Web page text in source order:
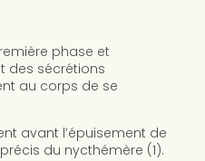
phase et
des sécrétions
au corps de se
avant l’épuisement de
du nycthémère (1).